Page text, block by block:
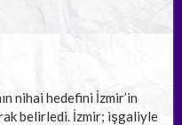
nihai hedefini İzmir’in
belirledi. İzmir; işgaliyle